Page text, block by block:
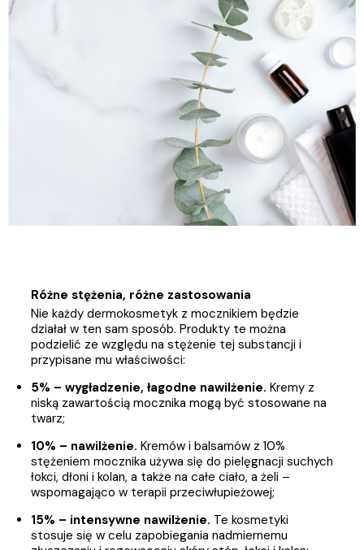
Różne stężenia, różne zastosowania
Nie każdy dermokosmetyk z mocznikiem będzie
działał w ten sam sposób. Produkty te można
podzielić ze względu na stężenie tej substancji i
przypisane mu właściwości:
5% – wygładzenie, łagodne nawilżenie. Kremy z
niską zawartością mocznika mogą być stosowane na
twarz;
10% – nawilżenie. Kremów i balsamów z 10%
stężeniem mocznika używa się do pielęgnacji suchych
łokci, dłoni i kolan, a także na całe ciało, a żeli –
wspomagająco w terapii przeciwłupieżowej;
15% – intensywne nawilżenie. Te kosmetyki
stosuje się w celu zapobiegania nadmiernemu